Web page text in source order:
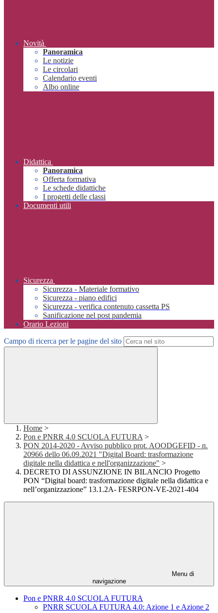
Novità
Panoramica
Le notizie
Le circolari
Calendario eventi
Albo online
Didattica
Panoramica
Offerta formativa
Le schede didattiche
I progetti delle classi
Documenti utili
Sicurezza
Sicurezza - Materiale formativo
Sicurezza - piano edifici
Sicurezza - verifica contenuto cassetta PS
Sanificazione nel post pandemia
Orario Lezioni
Campo di ricerca per le pagine del sito
Home >
Pon e PNRR 4.0 SCUOLA FUTURA >
PON 2014-2020 - Avviso pubblico prot. AOODGEFID - n.
20966 dello 06.09.2021 "Digital Board: trasformazione
digitale nella didattica e nell'organizzazione" >
DECRETO DI ASSUNZIONE IN BILANCIO Progetto
PON “Digital board: trasformazione digitale nella didattica e
nell’organizzazione” 13.1.2A- FESRPON-VE-2021-404
Menu di
navigazione
Pon e PNRR 4.0 SCUOLA FUTURA
PNRR SCUOLA FUTURA 4.0: Azione 1 e Azione 2